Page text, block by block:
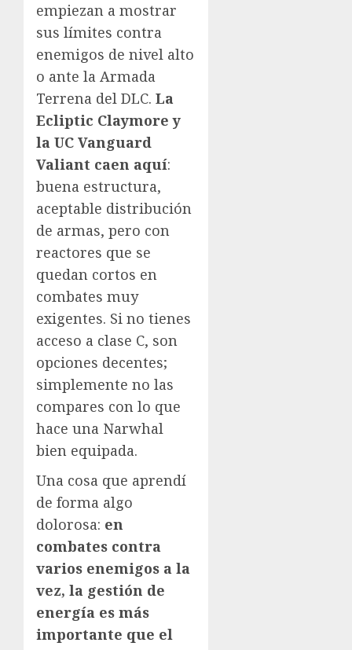
empiezan a mostrar
sus límites contra
enemigos de nivel alto
o ante la Armada
Terrena del DLC. La
Ecliptic Claymore y
la UC Vanguard
Valiant caen aquí:
buena estructura,
aceptable distribución
de armas, pero con
reactores que se
quedan cortos en
combates muy
exigentes. Si no tienes
acceso a clase C, son
opciones decentes;
simplemente no las
compares con lo que
hace una Narwhal
bien equipada.
Una cosa que aprendí
de forma algo
dolorosa: en
combates contra
varios enemigos a la
vez, la gestión de
energía es más
importante que el